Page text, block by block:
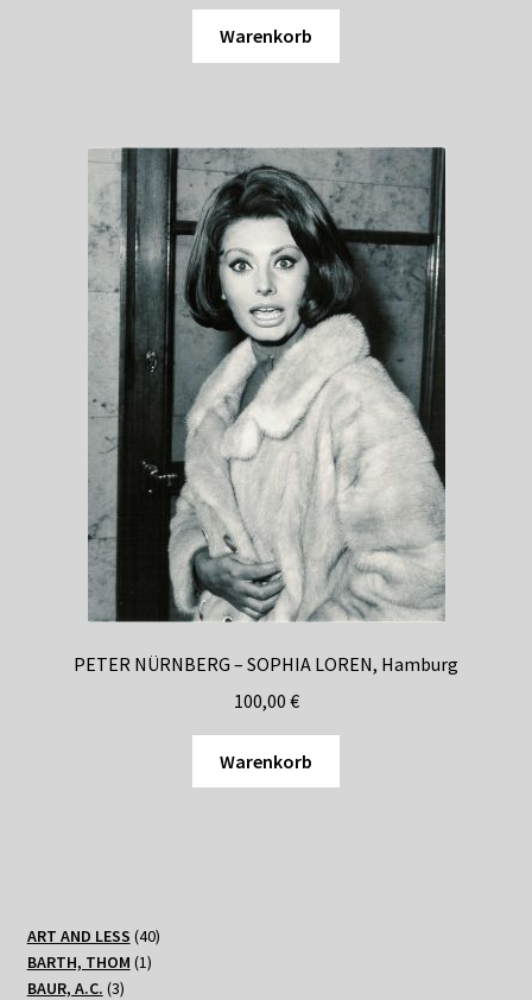
Warenkorb
PETER NÜRNBERG – SOPHIA LOREN, Hamburg
100,00 €
Warenkorb
ART AND LESS 4040
BARTH, THOM 11
BAUR, A.C. 33